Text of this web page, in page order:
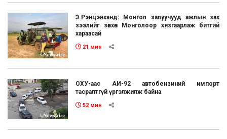
Э.Рэнцэнханд: Монгол залуучууд ажлын зах
зээлийг зөвхөн Монголоор хязгаарлаж битгий
хараасай
21 мин
ОХУ-аас АИ-92 автобензиний импорт
тасралтгүй үргэлжилж байна
52 мин